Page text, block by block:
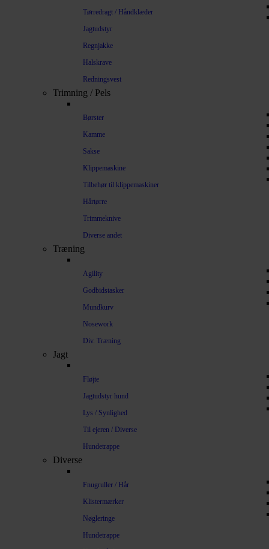
Tørredragt / Håndklæder
Jagtudstyr
Regnjakke
Halskrave
Redningsvest
Trimning / Pels
Børster
Kamme
Sakse
Klippemaskine
Tilbehør til klippemaskiner
Hårtørre
Trimmeknive
Diverse andet
Træning
Agility
Godbidstasker
Mundkurv
Nosework
Div. Træning
Jagt
Fløjte
Jagtudstyr hund
Lys / Synlighed
Til ejeren / Diverse
Hundetrappe
Diverse
Fnugruller / Hår
Klistermærker
Nøgleringe
Hundetrappe